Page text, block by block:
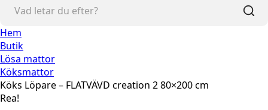
Hem
Butik
Lösa mattor
Köksmattor
Köks Löpare – FLATVÄVD creation 2 80×200 cm
Rea!